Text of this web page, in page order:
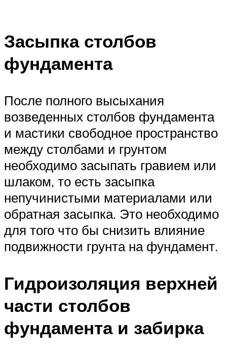
Засыпка столбов
фундамента
После полного высыхания
возведенных столбов фундамента
и мастики свободное пространство
между столбами и грунтом
необходимо засыпать гравием или
шлаком, то есть засыпка
непучинистыми материалами или
обратная засыпка. Это необходимо
для того что бы снизить влияние
подвижности грунта на фундамент.
Гидроизоляция верхней
части столбов
фундамента и забирка